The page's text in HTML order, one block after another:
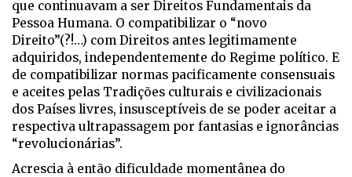
que continuavam a ser Direitos Fundamentais da
Pessoa Humana. O compatibilizar o “novo
Direito”(?!…) com Direitos antes legitimamente
adquiridos, independentemente do Regime político. E
de compatibilizar normas pacificamente consensuais
e aceites pelas Tradições culturais e civilizacionais
dos Países livres, insusceptíveis de se poder aceitar a
respectiva ultrapassagem por fantasias e ignorâncias
“revolucionárias”.
Acrescia à então dificuldade momentânea do